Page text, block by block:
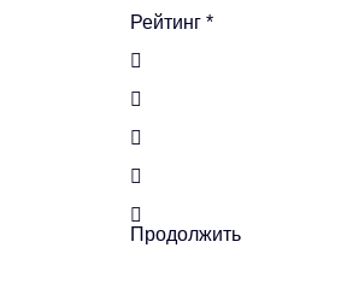
Рейтинг *
Продолжить